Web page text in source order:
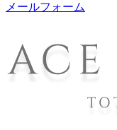
メールフォーム